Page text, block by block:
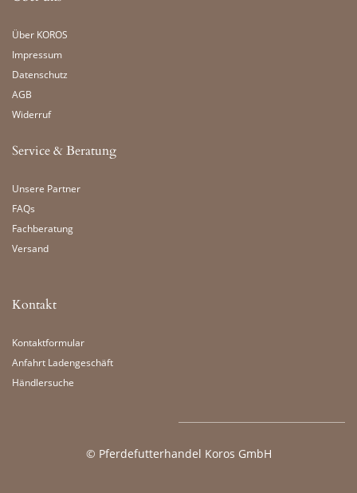
Über KOROS
Impressum
Datenschutz
AGB
Widerruf
Service & Beratung
Unsere Partner
FAQs
Fachberatung
Versand
Kontakt
Kontaktformular
Anfahrt Ladengeschäft
Händlersuche
© Pferdefutterhandel Koros GmbH